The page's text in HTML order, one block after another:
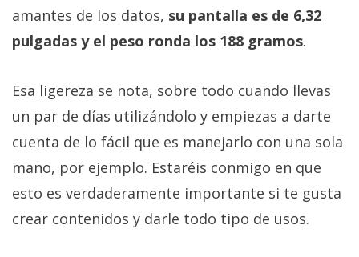
amantes de los datos, su pantalla es de 6,32
pulgadas y el peso ronda los 188 gramos.
Esa ligereza se nota, sobre todo cuando llevas
un par de días utilizándolo y empiezas a darte
cuenta de lo fácil que es manejarlo con una sola
mano, por ejemplo. Estaréis conmigo en que
esto es verdaderamente importante si te gusta
crear contenidos y darle todo tipo de usos.